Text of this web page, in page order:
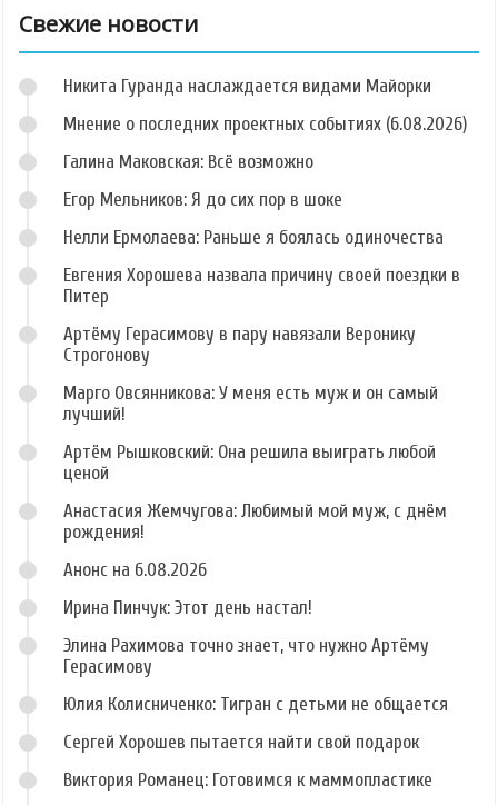
Свежие новости
Никита Гуранда наслаждается видами Майорки
Мнение о последних проектных событиях (6.08.2026)
Галина Маковская: Всё возможно
Егор Мельников: Я до сих пор в шоке
Нелли Ермолаева: Раньше я боялась одиночества
Евгения Хорошева назвала причину своей поездки в
Питер
Артёму Герасимову в пару навязали Веронику
Строгонову
Марго Овсянникова: У меня есть муж и он самый
лучший!
Артём Рышковский: Она решила выиграть любой
ценой
Анастасия Жемчугова: Любимый мой муж, с днём
рождения!
Анонс на 6.08.2026
Ирина Пинчук: Этот день настал!
Элина Рахимова точно знает, что нужно Артёму
Герасимову
Юлия Колисниченко: Тигран с детьми не общается
Сергей Хорошев пытается найти свой подарок
Виктория Романец: Готовимся к маммопластике